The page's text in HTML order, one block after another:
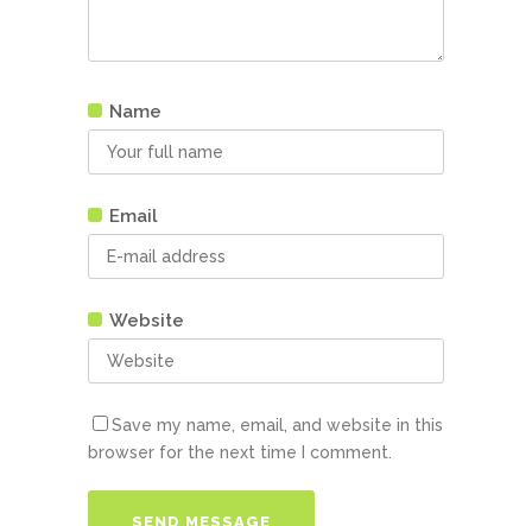
Name
Email
Website
Save my name, email, and website in this
browser for the next time I comment.